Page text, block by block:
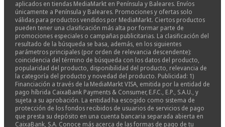
aplicados en tiendas MediaMarkt en Península y Baleares. Envíos
únicamente a Península y Baleares. Promociones y ofertas solo
válidas para productos vendidos por MediaMarkt. Ciertos productos
pueden tener una clasificación más alta por formar parte de
promociones especiales o campañas publicitarias. La clasificación del
resultado de la búsqueda se basa, además, en los siguientes
parámetros principales (por orden de relevancia descendente):
coincidencia del término de búsqueda con los datos del producto,
popularidad del producto, disponibilidad del producto, relevancia de
la categoría del producto y novedad del producto. Publicidad: 1)
Financiación a través de la MediaMarkt VISA, emitida por la entidad de
pago híbrida CaixaBank Payments & Consumer, E.F.C., E.P., S.A.U., y
sujeta a su aprobación. La entidad ha escogido como sistema de
protección de los fondos recibidos de usuarios de servicios de pago
que presta su depósito en una cuenta bancaria separada abierta en
CaixaBank, S.A. Conoce más acerca de las formas de pago de tu